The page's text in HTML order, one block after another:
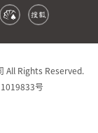
All Rights Reserved.
号